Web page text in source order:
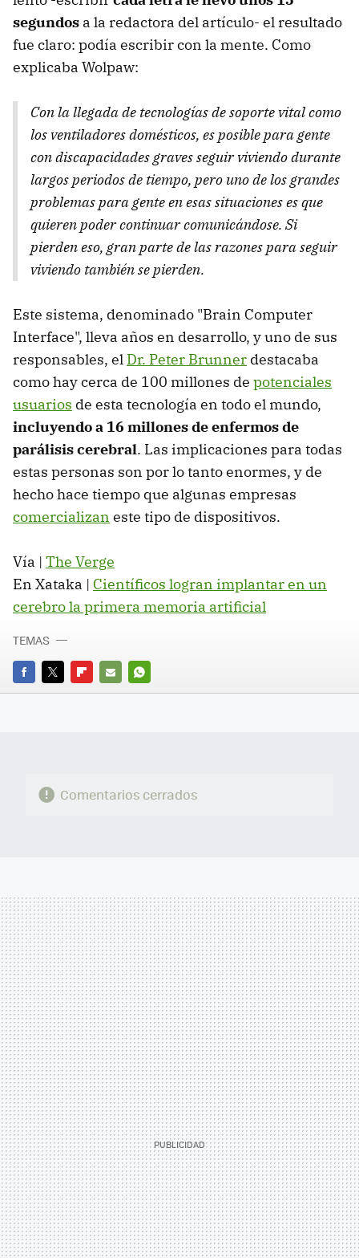
segundos a la redactora del artículo- el resultado
fue claro: podía escribir con la mente. Como
explicaba Wolpaw:
Con la llegada de tecnologías de soporte vital como
los ventiladores domésticos, es posible para gente
con discapacidades graves seguir viviendo durante
largos periodos de tiempo, pero uno de los grandes
problemas para gente en esas situaciones es que
quieren poder continuar comunicándose. Si
pierden eso, gran parte de las razones para seguir
viviendo también se pierden.
Este sistema, denominado "Brain Computer
Interface", lleva años en desarrollo, y uno de sus
responsables, el Dr. Peter Brunner destacaba
como hay cerca de 100 millones de potenciales
usuarios de esta tecnología en todo el mundo,
incluyendo a 16 millones de enfermos de
parálisis cerebral. Las implicaciones para todas
estas personas son por lo tanto enormes, y de
hecho hace tiempo que algunas empresas
comercializan este tipo de dispositivos.
Vía | The Verge
En Xataka | Científicos logran implantar en un
cerebro la primera memoria artificial
FACEBOOK
TWITTERFLIPBOARD
E-
WHATSAPP
TEMAS
Comentarios cerrados